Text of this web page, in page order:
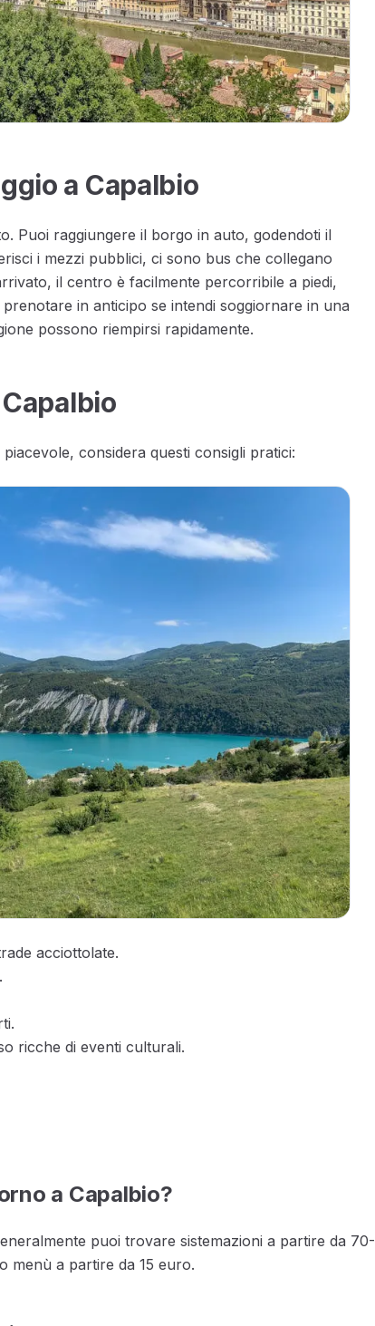
a Capalbio
Puoi raggiungere il borgo in auto, godendoti il
i mezzi pubblici, ci sono bus che collegano
il centro è facilmente percorribile a piedi,
in anticipo se intendi soggiornare in una
possono riempirsi rapidamente.
considera questi consigli pratici:
acciottolate.
ricche di eventi culturali.
a Capalbio?
puoi trovare sistemazioni a partire da 70-
menù a partire da 15 euro.